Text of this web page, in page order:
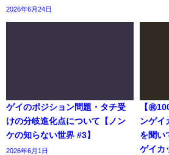
2026年6月24日
ゲイのポジション問題・タチ受
けの分岐進化点について【ノン
ケの知らない世界 #3】
2026年6月1日
【㊗️
ンゲイ
を聞い
ゲイカ